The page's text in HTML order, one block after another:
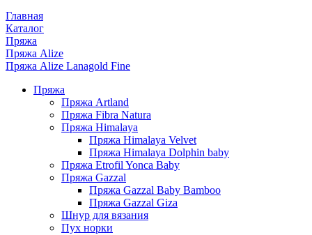
Главная
Каталог
Пряжа
Пряжа Alize
Пряжа Alize Lanagold Fine
Пряжа
Пряжа Artland
Пряжа Fibra Natura
Пряжа Himalaya
Пряжа Himalaya Velvet
Пряжа Himalaya Dolphin baby
Пряжа Etrofil Yonca Baby
Пряжа Gazzal
Пряжа Gazzal Baby Bamboo
Пряжа Gazzal Giza
Шнур для вязания
Пух норки